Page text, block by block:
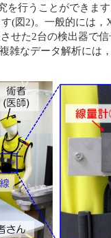
を行うことができま
(図2)。一般的には
せた2台の検出器で
なデータ解析には